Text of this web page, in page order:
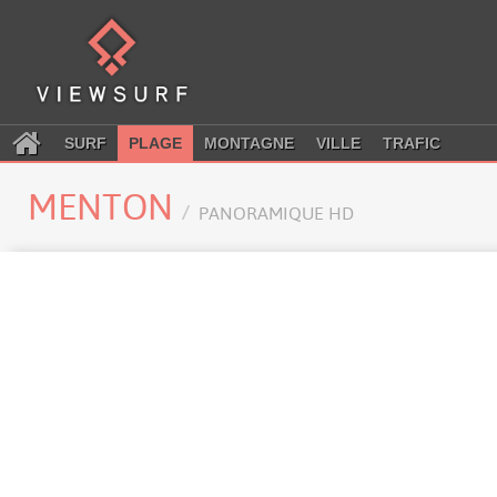
SURF PLAGE MONTAGNE VILLE TRAFIC
MENTON PANORAMIQUE HD